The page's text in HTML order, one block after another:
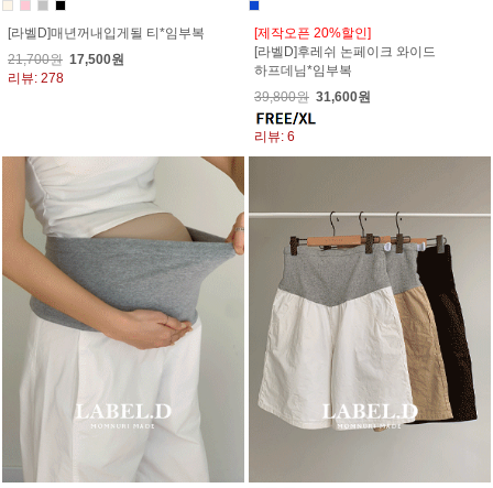
[라벨D]매년꺼내입게될 티*임부복
21,700원 17,500원
리뷰: 278
[제작오픈 20%할인]
[라벨D]후레쉬 논페이크 와이드
하프데님*임부복
39,800원 31,600원
리뷰: 6